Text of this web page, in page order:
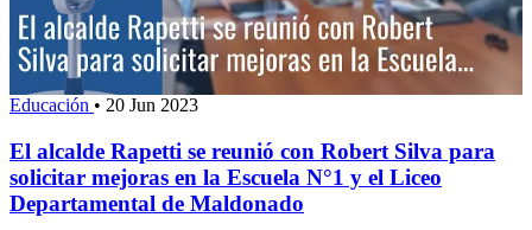
Educación • 20 Jun 2023
El alcalde Rapetti se reunió con Robert Silva para
solicitar mejoras en la Escuela N°1 y el Liceo
Departamental de Maldonado